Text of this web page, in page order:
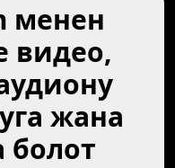
менен
видео,
жана
болот